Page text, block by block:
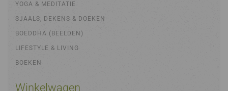
YOGA & MEDITATIE
SJAALS, DEKENS & DOEKEN
BOEDDHA (BEELDEN)
LIFESTYLE & LIVING
BOEKEN
Winkelwagen